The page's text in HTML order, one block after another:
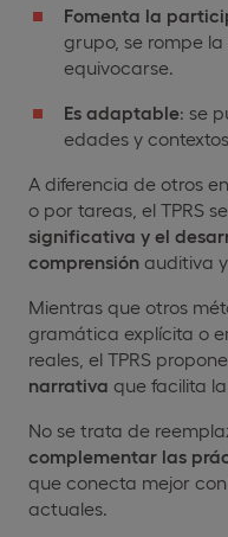
Fomenta la
grupo, se rompe
equivocarse.
Es adaptable: se
edades y
A diferencia de otros
o por tareas, el TPRS
significativa y el
comprensión auditiva
Mientras que otros
gramática explícita o
reales, el TPRS
narrativa que facilita
No se trata de
complementar las
que conecta mejor con
actuales.